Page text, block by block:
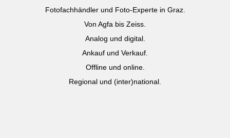
Fotofachhändler und Foto-Experte in Graz.
Von Agfa bis Zeiss.
Analog und digital.
Ankauf und Verkauf.
Offline und online.
Regional und (inter)national.